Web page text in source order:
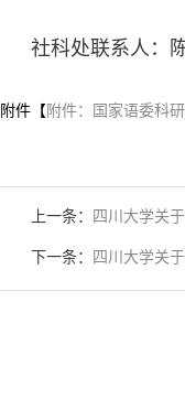
社科处联系人：
附件【 附件：国家语委科
上一条： 四川大学关
下一条： 四川大学关